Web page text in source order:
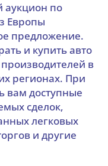
по
Европы
предложение.
и купить авто
в
регионах. При
вам доступные
сделок,
легковых
и другие